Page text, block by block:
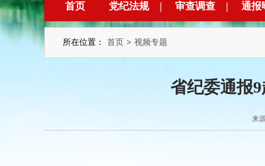
首页 党纪法规 | 审查调查 | 通报
所在位置： 首页 > 视频专题
省纪委通报
来